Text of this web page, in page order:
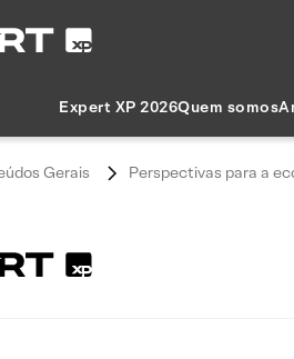
Expert XP 2026Quem somos
Gerais Perspectivas para a